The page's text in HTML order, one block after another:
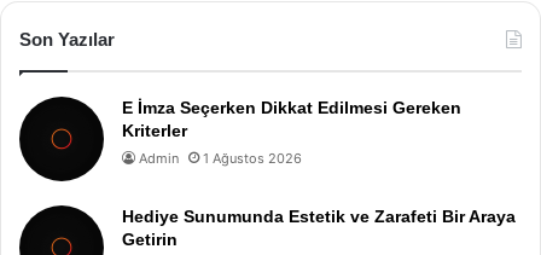
Son Yazılar
E İmza Seçerken Dikkat Edilmesi Gereken
Kriterler
Admin 1 Ağustos 2026
Hediye Sunumunda Estetik ve Zarafeti Bir Araya
Getirin